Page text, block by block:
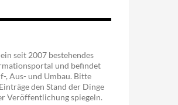
seit 2007 bestehendes
und befindet
, Aus- und Umbau. Bitte
den Stand der Dinge
Veröffentlichung spiegeln.